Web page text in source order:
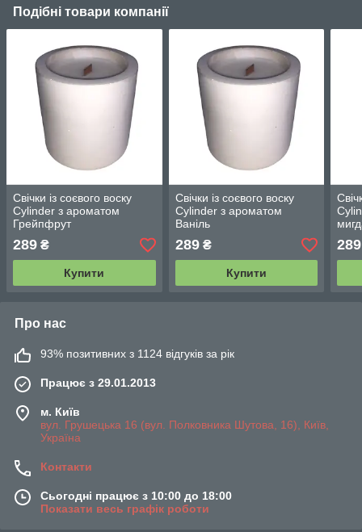
Подібні товари компанії
Свічки із соєвого воску
Cylinder з ароматом
Грейпфрут
289 ₴
Купити
Свічки із соєвого воску
Cylinder з ароматом
Ваніль
289₴
Купити
289
Про нас
93% позитивних з 1124 відгуків за рік
Працює з 29.01.2013
м. Київ
вул. Грушецька 16 (вул. Полковника Шутова, 16), Київ,
Україна
Контакти
Сьогодні працює з 10:00 до 18:00
Показати весь графік роботи